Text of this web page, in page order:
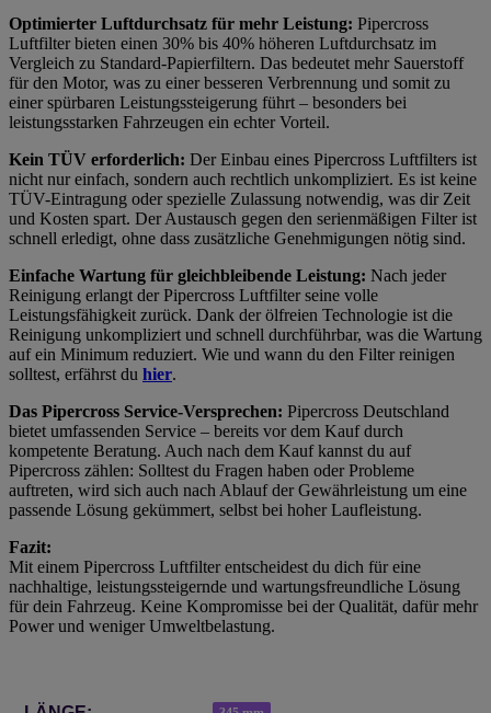
Optimierter Luftdurchsatz für mehr Leistung: Pipercross
Luftfilter bieten einen 30% bis 40% höheren Luftdurchsatz im
Vergleich zu Standard-Papierfiltern. Das bedeutet mehr Sauerstoff
für den Motor, was zu einer besseren Verbrennung und somit zu
einer spürbaren Leistungssteigerung führt – besonders bei
leistungsstarken Fahrzeugen ein echter Vorteil.
Kein TÜV erforderlich: Der Einbau eines Pipercross Luftfilters ist
nicht nur einfach, sondern auch rechtlich unkompliziert. Es ist keine
TÜV-Eintragung oder spezielle Zulassung notwendig, was dir Zeit
und Kosten spart. Der Austausch gegen den serienmäßigen Filter ist
schnell erledigt, ohne dass zusätzliche Genehmigungen nötig sind.
Einfache Wartung für gleichbleibende Leistung: Nach jeder
Reinigung erlangt der Pipercross Luftfilter seine volle
Leistungsfähigkeit zurück. Dank der ölfreien Technologie ist die
Reinigung unkompliziert und schnell durchführbar, was die Wartung
auf ein Minimum reduziert. Wie und wann du den Filter reinigen
solltest, erfährst du hier.
Das Pipercross Service-Versprechen: Pipercross Deutschland
bietet umfassenden Service – bereits vor dem Kauf durch
kompetente Beratung. Auch nach dem Kauf kannst du auf
Pipercross zählen: Solltest du Fragen haben oder Probleme
auftreten, wird sich auch nach Ablauf der Gewährleistung um eine
passende Lösung gekümmert, selbst bei hoher Laufleistung.
Fazit:
Mit einem Pipercross Luftfilter entscheidest du dich für eine
nachhaltige, leistungssteigernde und wartungsfreundliche Lösung
für dein Fahrzeug. Keine Kompromisse bei der Qualität, dafür mehr
Power und weniger Umweltbelastung.
Produkteigenschaft
Wert